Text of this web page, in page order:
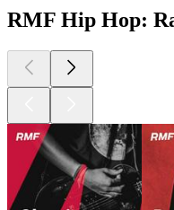
RMF Hip Hop: